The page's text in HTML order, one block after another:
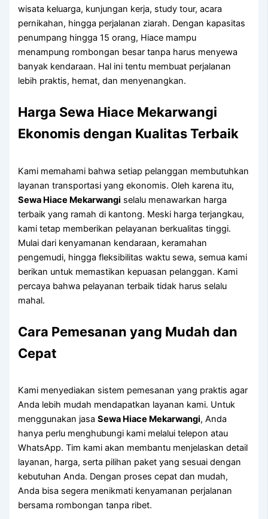
wisata keluarga, kunjungan kerja, study tour, acara
pernikahan, hingga perjalanan ziarah. Dengan kapasitas
penumpang hingga 15 orang, Hiace mampu
menampung rombongan besar tanpa harus menyewa
banyak kendaraan. Hal ini tentu membuat perjalanan
lebih praktis, hemat, dan menyenangkan.
Harga Sewa Hiace Mekarwangi
Ekonomis dengan Kualitas Terbaik
Kami memahami bahwa setiap pelanggan membutuhkan
layanan transportasi yang ekonomis. Oleh karena itu,
Sewa Hiace Mekarwangi selalu menawarkan harga
terbaik yang ramah di kantong. Meski harga terjangkau,
kami tetap memberikan pelayanan berkualitas tinggi.
Mulai dari kenyamanan kendaraan, keramahan
pengemudi, hingga fleksibilitas waktu sewa, semua kami
berikan untuk memastikan kepuasan pelanggan. Kami
percaya bahwa pelayanan terbaik tidak harus selalu
mahal.
Cara Pemesanan yang Mudah dan
Cepat
Kami menyediakan sistem pemesanan yang praktis agar
Anda lebih mudah mendapatkan layanan kami. Untuk
menggunakan jasaSewa Hiace Mekarwangi, Anda
hanya perlu menghubungi kami melalui telepon atau
WhatsApp. Tim kami akan membantu menjelaskan detail
layanan, harga, serta pilihan paket yang sesuai dengan
kebutuhan Anda. Dengan proses cepat dan mudah,
Anda bisa segera menikmati kenyamanan perjalanan
bersama rombongan tanpa ribet.